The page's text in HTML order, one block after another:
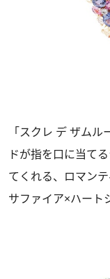
「スクレ デ ザム
ドが指を口に当て
てくれる、ロマン
サファイア×ハート